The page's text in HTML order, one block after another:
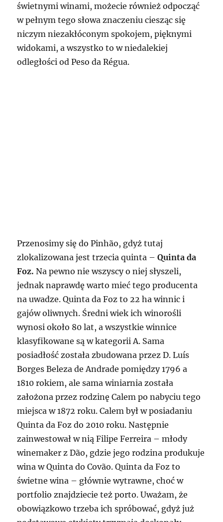
świetnymi winami, możecie również odpocząć
w pełnym tego słowa znaczeniu ciesząc się
niczym niezakłóconym spokojem, pięknymi
widokami, a wszystko to w niedalekiej
odległości od Peso da Régua.
Przenosimy się do Pinhão, gdyż tutaj
zlokalizowana jest trzecia quinta –Quinta da
Foz. Na pewno nie wszyscy o niej słyszeli,
jednak naprawdę warto mieć tego producenta
na uwadze. Quinta da Foz to 22 ha winnic i
gajów oliwnych. Średni wiek ich winorośli
wynosi około 80 lat, a wszystkie winnice
klasyfikowane są w kategorii A. Sama
posiadłość została zbudowana przez D. Luís
Borges Beleza de Andrade pomiędzy 1796 a
1810 rokiem, ale sama winiarnia została
założona przez rodzinę Calem po nabyciu tego
miejsca w 1872 roku. Calem był w posiadaniu
Quinta da Foz do 2010 roku. Następnie
zainwestował w nią Filipe Ferreira – młody
winemaker z Dão, gdzie jego rodzina produkuje
wina w Quinta do Covão. Quinta da Foz to
świetne wina – głównie wytrawne, choć w
portfolio znajdziecie też porto. Uważam, że
obowiązkowo trzeba ich spróbować, gdyż już